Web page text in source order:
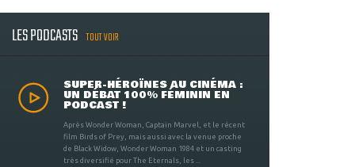
LES PODCASTS TOUT VOIR
SUPER-HÉROÏNES AU CINÉMA :
UN DÉBAT 100% FÉMININ EN
PODCAST !
Après Wonder Woman, Captain Marvel, et le récent
film Birds of Prey, mais aussi avec la venue proche
de Black Widow, Wonder Woman 1984 et un casting
très diversifié pour The Eternals, les ...